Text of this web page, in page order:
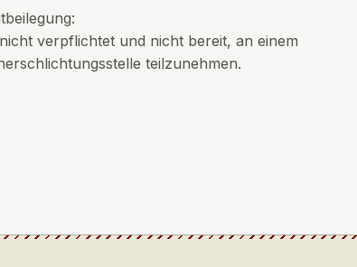
verpflichtet und nicht bereit, an einem
teilzunehmen.